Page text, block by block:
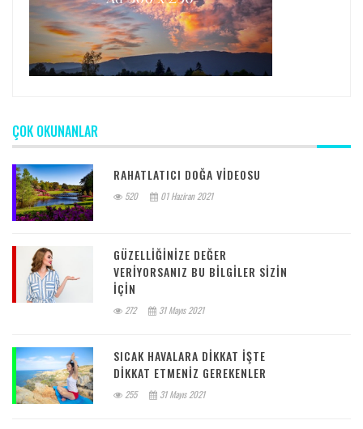
ÇOK OKUNANLAR
RAHATLATICI DOĞA VIDEOSU
520 01 Haziran 2021
GÜZELLIĞINIZE DEĞER
VERIYORSANIZ BU BILGILER SIZIN
IÇIN
272 31 Mayıs 2021
SICAK HAVALARA DIKKAT IŞTE
DIKKAT ETMENIZ GEREKENLER
255 31 Mayıs 2021